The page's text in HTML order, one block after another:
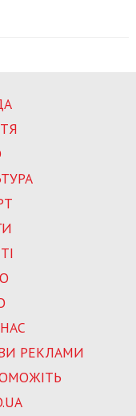
РЕКЛАМИ